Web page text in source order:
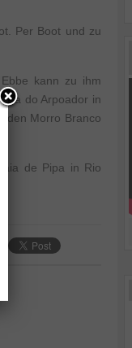
Per Boot und zu
kann zu ihm
do Arpoador in
den Morro Branco
de Pipa in Rio